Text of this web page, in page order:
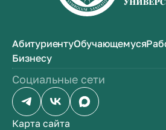
АбитуриентуОбучающемуся
Бизнесу
Социальные сети
Карта сайта